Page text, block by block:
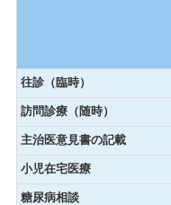
往診（臨時）
訪問診療（随時）
主治医意見書の記載
小児在宅医療
糖尿病相談